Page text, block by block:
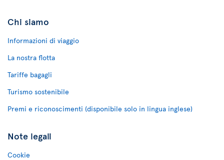
Chi siamo
Informazioni di viaggio
La nostra flotta
Tariffe bagagli
Turismo sostenibile
Premi e riconoscimenti (disponibile solo in lingua inglese)
Note legali
Cookie